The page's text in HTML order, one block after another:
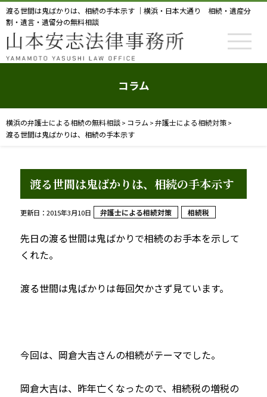
渡る世間は鬼ばかりは、相続の手本示す ｜横浜・日本大通り 相続・遺産分
割・遺言・遺留分の無料相談
コラム
横浜の弁護士による相続の無料相談 > コラム > 弁護士による相続対策 >
渡る世間は鬼ばかりは、相続の手本示す
渡る世間は鬼ばかりは、相続の手本示す
更新日：2015年3月10日 弁護士による相続対策 相続税
先日の渡る世間は鬼ばかりで相続のお手本を示して
くれた。
渡る世間は鬼ばかりは毎回欠かさず見ています。
今回は、岡倉大吉さんの相続がテーマでした。
岡倉大吉は、昨年亡くなったので、相続税の増税の